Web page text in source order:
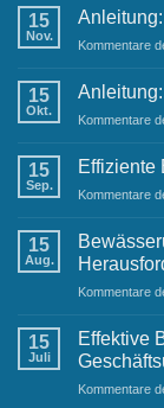
15
Nov.
Kommentare
15
Okt.
Kommentare
15
Sep.
Effiziente
Kommentare
15
Aug.
Kommentare
15
Juli
Effektive
Kommentare